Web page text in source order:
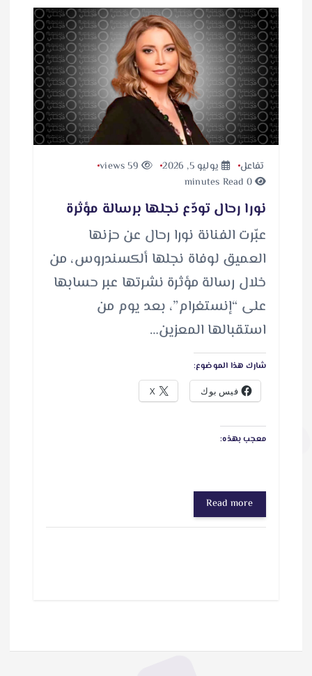
تفاعل يوليو 5, 2026
0 minutes Read
نورا رحال تودّع نجلها برسالة مؤثرة
عبّرت الفنانة نورا رحال عن حزنها
العميق لوفاة نجلها ألكسندروس، من
خلال رسالة مؤثرة نشرتها عبر حسابها
على “إنستغرام”، بعد يوم من
استقبالها المعزين…
شارك هذا الموضوع:
فيس بوك X
معجب بهذه:
Read more